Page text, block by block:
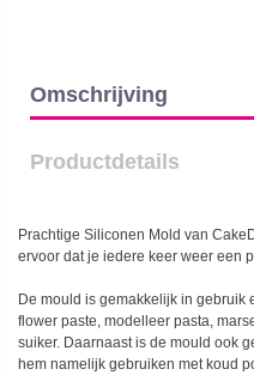
Omschrijving
Productdetails
Prachtige Siliconen Mold van
ervoor dat je iedere keer weer een
De mould is gemakkelijk in gebruik
flower paste, modelleer pasta,
suiker. Daarnaast is de mould ook
hem namelijk gebruiken met koud